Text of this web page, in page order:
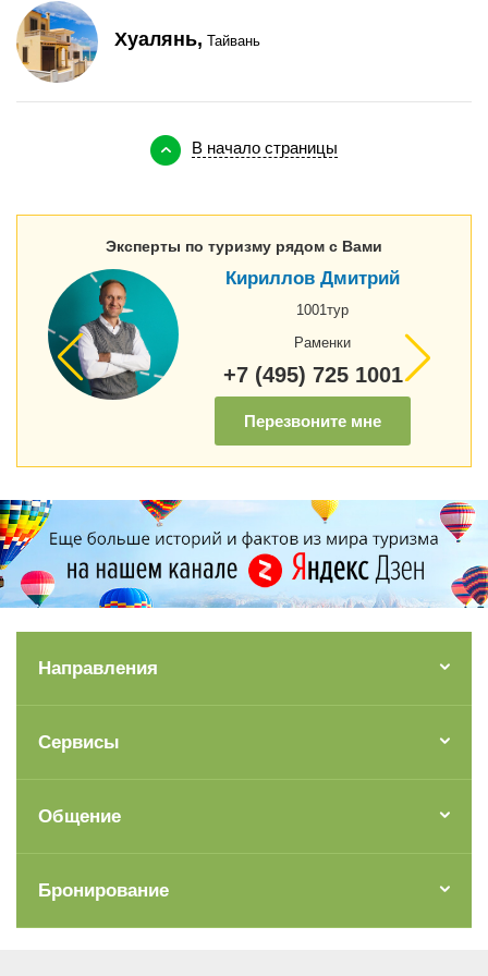
Хуалянь, Тайвань
В начало страницы
Эксперты по туризму рядом с Вами
Кириллов Дмитрий
1001тур
Раменки
+7 (495) 725 1001
Перезвоните мне
Направления
Сервисы
Общение
Бронирование